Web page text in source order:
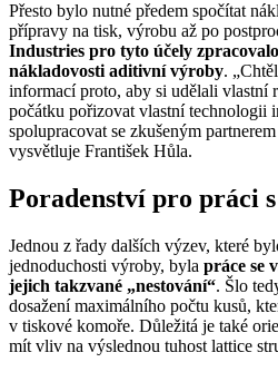
Přesto bylo nutné předem spočítat
přípravy na tisk, výrobu až po
Industries pro tyto účely
nákladovosti aditivní výroby.
informací proto, aby si udělali vlastní
počátku pořizovat vlastní technologii
spolupracovat se zkušeným
vysvětluje František Hůla.
Poradenství pro práci
Jednou z řady dalších výzev, které
jednoduchosti výroby, byla práce se
jejich takzvané „nestování“. Šlo
dosažení maximálního počtu kusů,
v tiskové komoře. Důležitá je také
mít vliv na výslednou tuhost lattice